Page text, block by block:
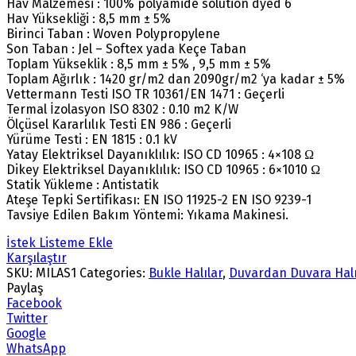
Hav Malzemesi : 100% polyamide solution dyed 6
Hav Yüksekliği : 8,5 mm ± 5%
Birinci Taban : Woven Polypropylene
Son Taban : Jel – Softex yada Keçe Taban
Toplam Yükseklik : 8,5 mm ± 5% , 9,5 mm ± 5%
Toplam Ağırlık : 1420 gr/m2 dan 2090gr/m2 ‘ya kadar ± 5%
Vettermann Testi ISO TR 10361/EN 1471 : Geçerli
Termal İzolasyon ISO 8302 : 0.10 m2 K/W
Ölçüsel Kararlılık Testi EN 986 : Geçerli
Yürüme Testi : EN 1815 : 0.1 kV
Yatay Elektriksel Dayanıklılık: ISO CD 10965 : 4×108 Ω
Dikey Elektriksel Dayanıklılık: ISO CD 10965 : 6×1010 Ω
Statik Yükleme : Antistatik
Ateşe Tepki Sertifikası: EN ISO 11925-2 EN ISO 9239-1
Tavsiye Edilen Bakım Yöntemi: Yıkama Makinesi.
İstek Listeme Ekle
Karşılaştır
SKU: MILAS1 Categories: Bukle Halılar, Duvardan Duvara
Paylaş
Facebook
Twitter
Google
WhatsApp